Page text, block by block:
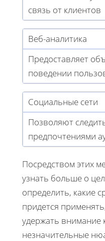
связь от клиентов
Веб-аналитика
Предоставляет
поведении
Социальные сети
Позволяют
предпочтениями
Посредством этих
узнать больше о
определить, какие
придется
удержать внимание
незначительные